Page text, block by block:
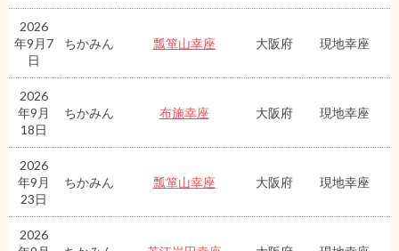
2026
年9月7
日
ちかみん 瓢箪山幸座 大阪府 現地幸座
2026
年9月
18日
ちかみん 布施幸座 大阪府 現地幸座
2026
年9月
23日
ちかみん 瓢箪山幸座 大阪府 現地幸座
2026